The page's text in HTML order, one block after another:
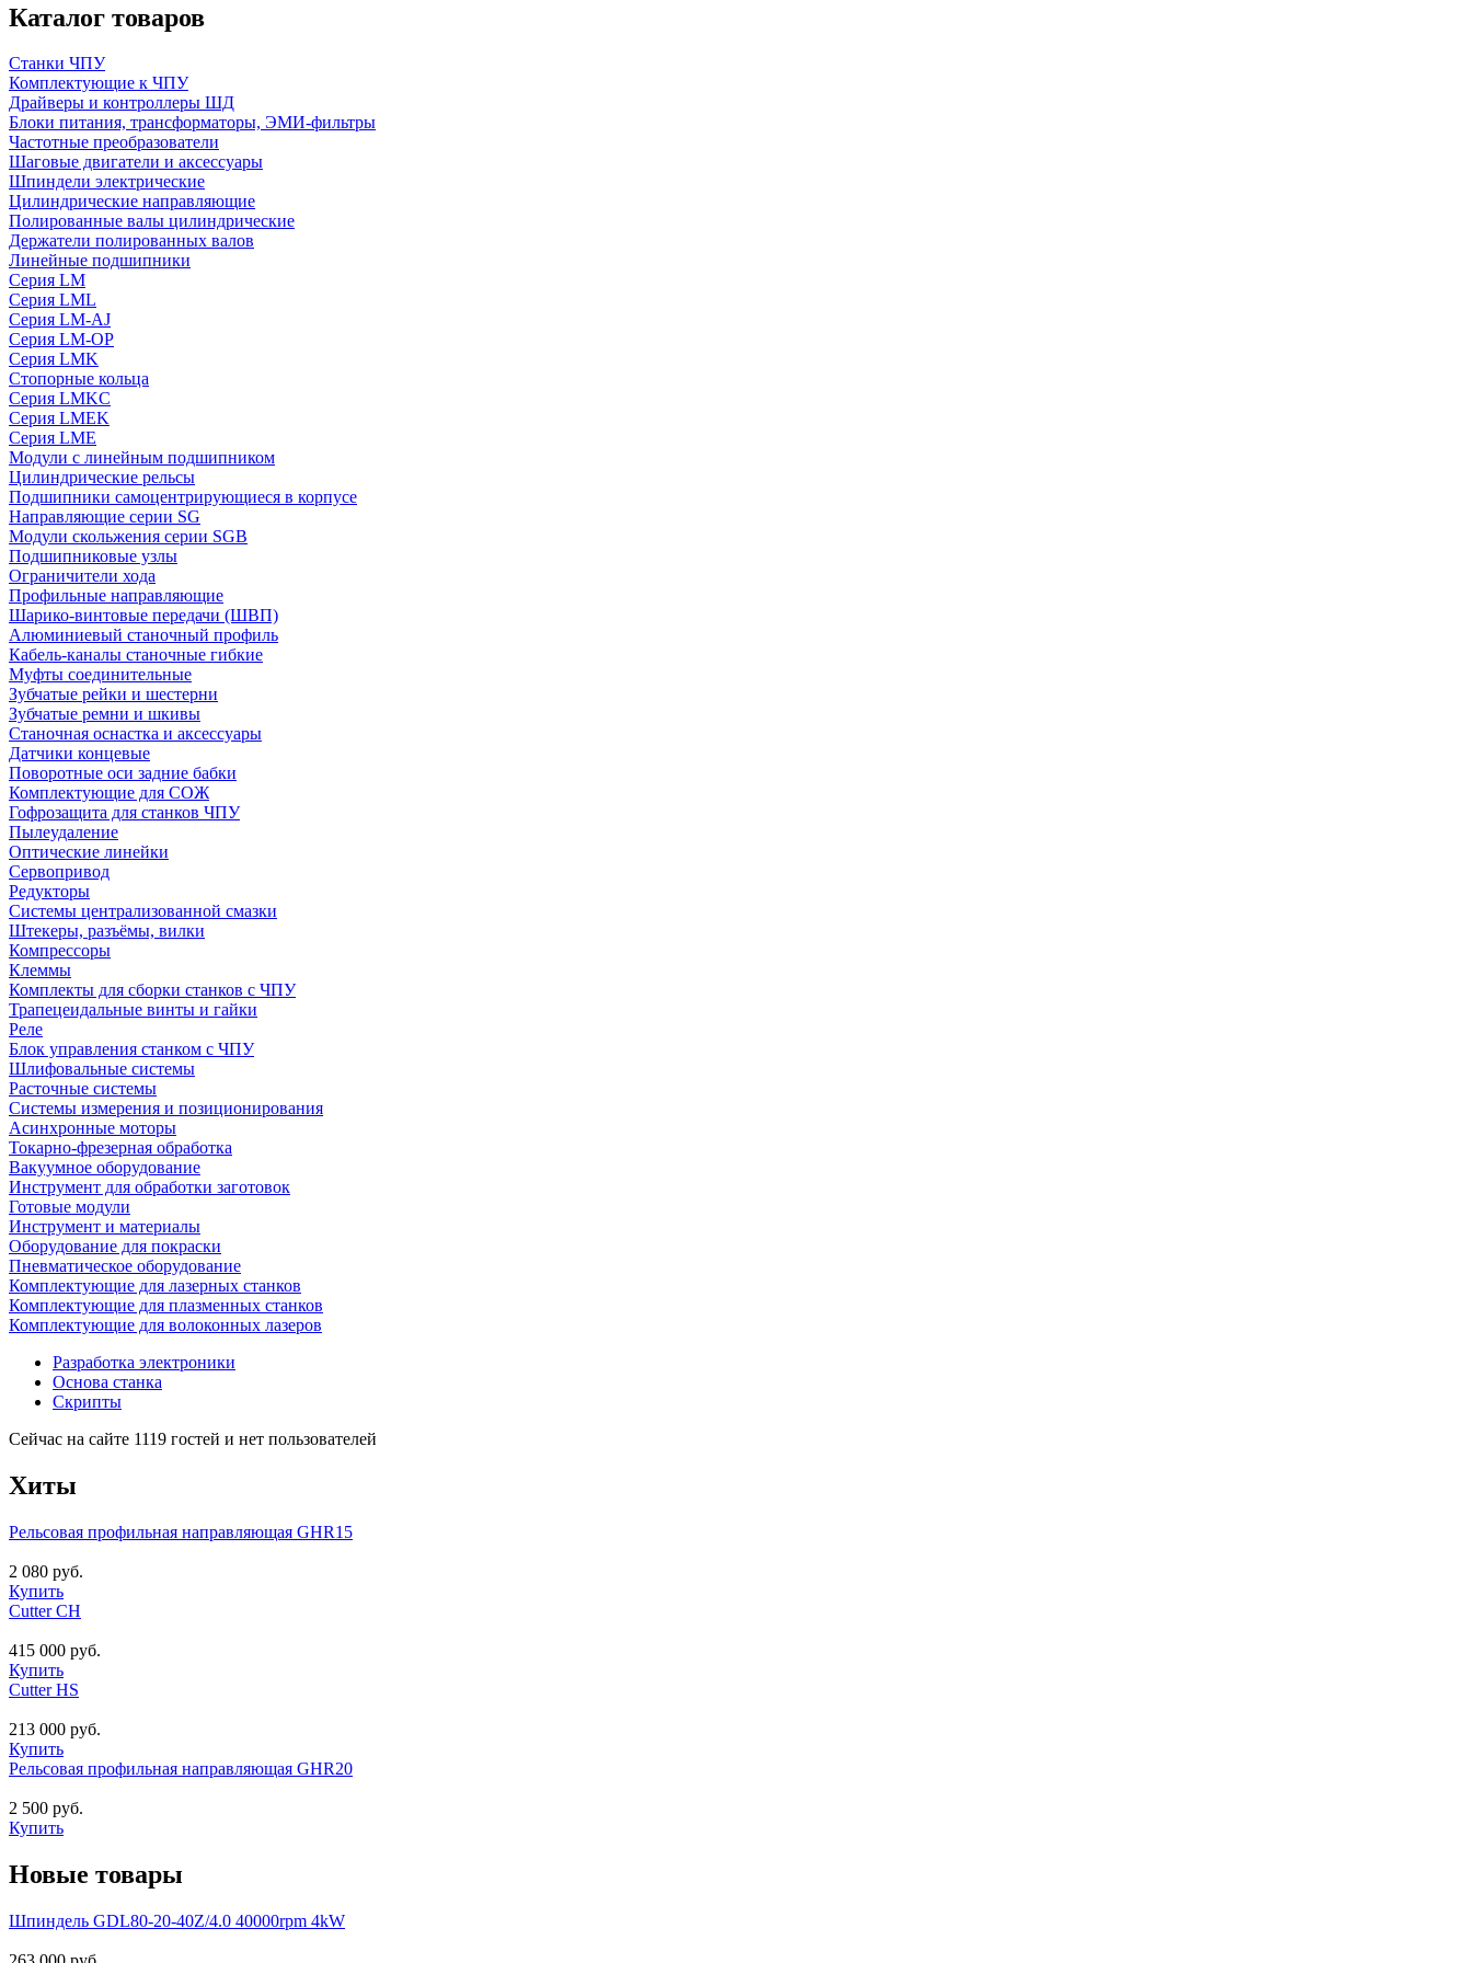
Каталог товаров
Станки ЧПУ
Комплектующие к ЧПУ
Драйверы и контроллеры ШД
Блоки питания, трансформаторы, ЭМИ-фильтры
Частотные преобразователи
Шаговые двигатели и аксессуары
Шпиндели электрические
Цилиндрические направляющие
Полированные валы цилиндрические
Держатели полированных валов
Линейные подшипники
Серия LM
Серия LML
Серия LM-AJ
Серия LM-OP
Серия LMK
Стопорные кольца
Серия LMKC
Серия LMEK
Серия LME
Модули с линейным подшипником
Цилиндрические рельсы
Подшипники самоцентрирующиеся в корпусе
Направляющие серии SG
Модули скольжения серии SGB
Подшипниковые узлы
Ограничители хода
Профильные направляющие
Шарико-винтовые передачи (ШВП)
Алюминиевый станочный профиль
Кабель-каналы станочные гибкие
Муфты соединительные
Зубчатые рейки и шестерни
Зубчатые ремни и шкивы
Станочная оснастка и аксессуары
Датчики концевые
Поворотные оси задние бабки
Комплектующие для СОЖ
Гофрозащита для станков ЧПУ
Пылеудаление
Оптические линейки
Сервопривод
Редукторы
Системы централизованной смазки
Штекеры, разъёмы, вилки
Компрессоры
Клеммы
Комплекты для сборки станков с ЧПУ
Трапецеидальные винты и гайки
Реле
Блок управления станком с ЧПУ
Шлифовальные системы
Расточные системы
Системы измерения и позиционирования
Асинхронные моторы
Токарно-фрезерная обработка
Вакуумное оборудование
Инструмент для обработки заготовок
Готовые модули
Инструмент и материалы
Оборудование для покраски
Пневматическое оборудование
Комплектующие для лазерных станков
Комплектующие для плазменных станков
Комплектующие для волоконных лазеров
Разработка электроники
Основа станка
Скрипты
Сейчас на сайте 1119 гостей и нет пользователей
Хиты
Рельсовая профильная направляющая GHR15
2 080 руб.
Купить
Cutter CH
415 000 руб.
Купить
Cutter HS
213 000 руб.
Купить
Рельсовая профильная направляющая GHR20
2 500 руб.
Купить
Новые товары
Шпиндель GDL80-20-40Z/4.0 40000rpm 4kW